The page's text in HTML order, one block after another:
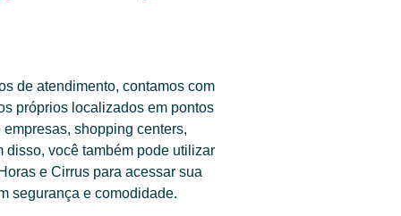
de atendimento, contamos com
próprios localizados em pontos
shopping centers,
disso, você também pode utilizar
e Cirrus para acessar sua
segurança e comodidade.